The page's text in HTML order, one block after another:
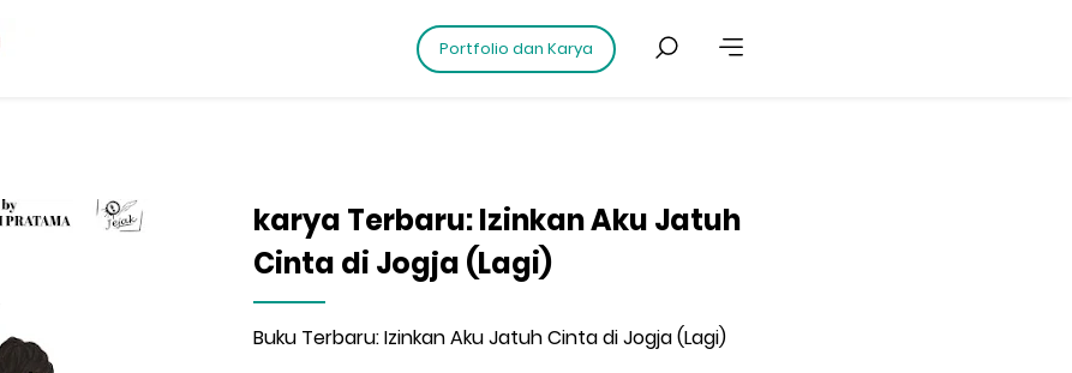
Portfolio dan Karya
karya Terbaru: Izinkan Aku Jatuh
Cinta di Jogja (Lagi)
Buku Terbaru: Izinkan Aku Jatuh Cinta di Jogja (Lagi)